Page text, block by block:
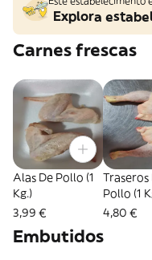
Explora
Carnes frescas
Alas De Pollo (1
Kg.)
3,99 €
Traseros
Pollo (1
4,80 €
Embutidos